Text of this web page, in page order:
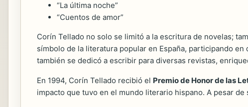
“La última noche”
“Cuentos de amor”
Corín Tellado no solo se limitó a la escritura de novelas;
símbolo de la literatura popular en España, participando
también se dedicó a escribir para diversas revistas,
En 1994, Corín Tellado recibió el Premio de Honor de las
impacto que tuvo en el mundo literario hispano. A pesar